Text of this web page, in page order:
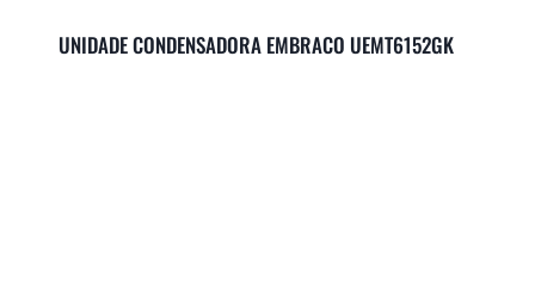
UNIDADE CONDENSADORA EMBRACO UEMT6152GK